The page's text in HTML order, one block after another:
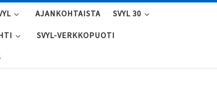
AJANKOHTAISTA SVYL 30
SVYL-VERKKOPUOTI